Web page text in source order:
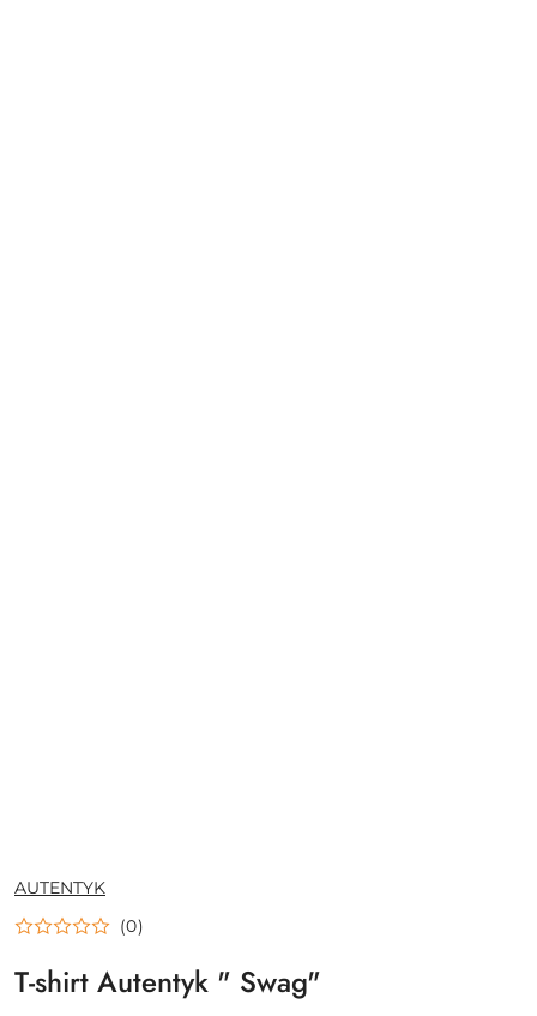
NAZWA
PRODUCENTA:
AUTENTYK
(0)
T-shirt Autentyk " Swag"